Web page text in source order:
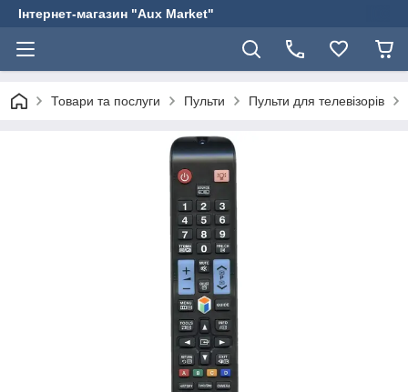
Інтернет-магазин "Aux Market"
Товари та послуги Пульти Пульти для телевізорів